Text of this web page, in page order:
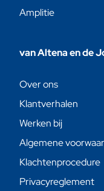
Amplitie
van Altena en de
Over ons
Klantverhalen
Werken bij
Algemene
Klachtenprocedure
Privacyreglement